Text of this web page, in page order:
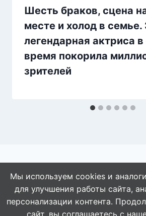
Шесть браков, сцена
месте и холод в семье.
легендарная актриса в
время покорила
зрителей
© 2026
Мы используем cookies и
для улучшения работы сайта,
персонализации контента.
сайт, вы соглашаетесь с